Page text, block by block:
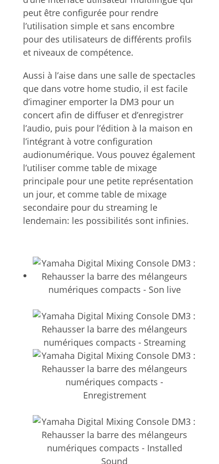
peut être configurée pour rendre
l’utilisation simple et sans encombre
pour des utilisateurs de différents profils
et niveaux de compétence.
Aussi à l’aise dans une salle de spectacles
que dans votre home studio, il est facile
d’imaginer emporter la DM3 pour un
concert afin de diffuser et d’enregistrer
l’audio, puis pour l’édition à la maison en
l’intégrant à votre configuration
audionumérique. Vous pouvez également
l’utiliser comme table de mixage
principale pour une petite représentation
un jour, et comme table de mixage
secondaire pour du streaming le
lendemain: les possibilités sont infinies.